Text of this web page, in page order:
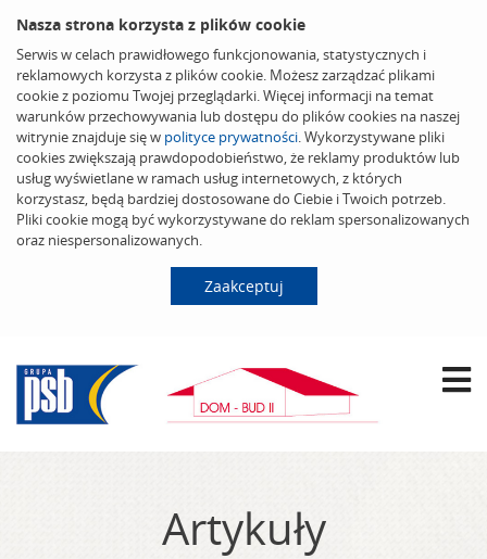
Nasza strona korzysta z plików cookie
Serwis w celach prawidłowego funkcjonowania, statystycznych i
reklamowych korzysta z plików cookie. Możesz zarządzać plikami
cookie z poziomu Twojej przeglądarki. Więcej informacji na temat
warunków przechowywania lub dostępu do plików cookies na naszej
witrynie znajduje się w polityce prywatności. Wykorzystywane pliki
cookies zwiększają prawdopodobieństwo, że reklamy produktów lub
usług wyświetlane w ramach usług internetowych, z których
korzystasz, będą bardziej dostosowane do Ciebie i Twoich potrzeb.
Pliki cookie mogą być wykorzystywane do reklam spersonalizowanych
oraz niespersonalizowanych.
Zaakceptuj
Artykuły